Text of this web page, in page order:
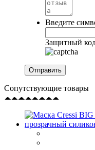
Введите
Защитный
Сопутствующие товары